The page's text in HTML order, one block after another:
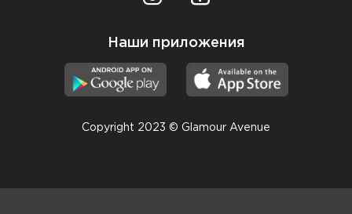
Наши приложения
Copyright 2023 © Glamour Avenue